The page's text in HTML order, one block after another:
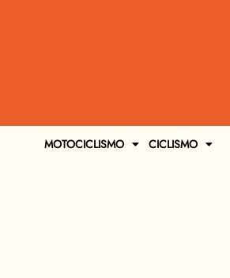
MOTOCICLISMO CICLISMO